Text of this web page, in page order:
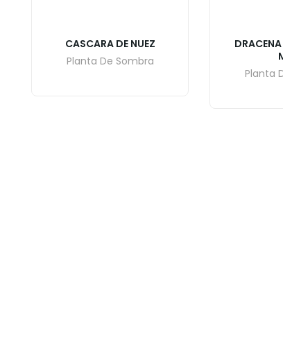
CASCARA DE NUEZ
Planta De Sombra
Planta